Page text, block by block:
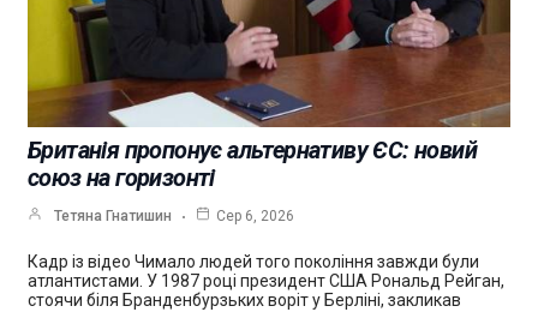
Британія пропонує альтернативу ЄС: новий
союз на горизонті
Тетяна Гнатишин Сер 6, 2026
Кадр із відео Чимало людей того покоління завжди були
атлантистами. У 1987 році президент США Рональд Рейган,
стоячи біля Бранденбурзьких воріт у Берліні, закликав